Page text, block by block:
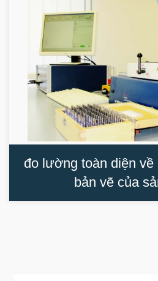
đo lường toàn diện
bản vẽ của